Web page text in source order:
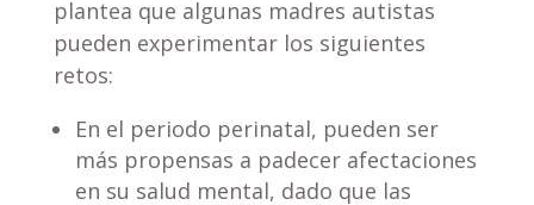
plantea que algunas madres autistas
pueden experimentar los siguientes
retos:
En el periodo perinatal, pueden ser
más propensas a padecer afectaciones
en su salud mental, dado que las